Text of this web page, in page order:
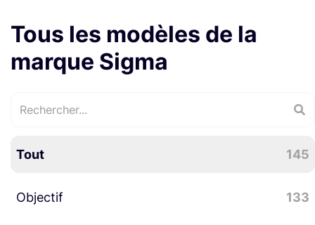
Tous les modèles de la
marque Sigma
Tout 145
Objectif 133